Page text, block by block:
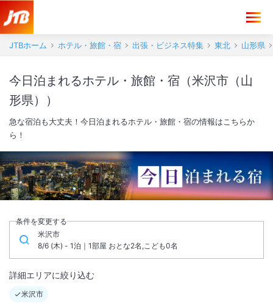
JTBホーム ホテル・旅館・宿 出張・ビジネス特集 東北 山形県
今日泊まれるホテル・旅館・宿（米沢市（山
形県））
急な宿泊も大丈夫！今日泊まれるホテル・旅館・宿の情報はこちらか
ら！
条件を変更する
米沢市
8/6 (木) - 1泊｜1部屋 おとな2名,こども0名
詳細エリアに絞り込む
米沢市